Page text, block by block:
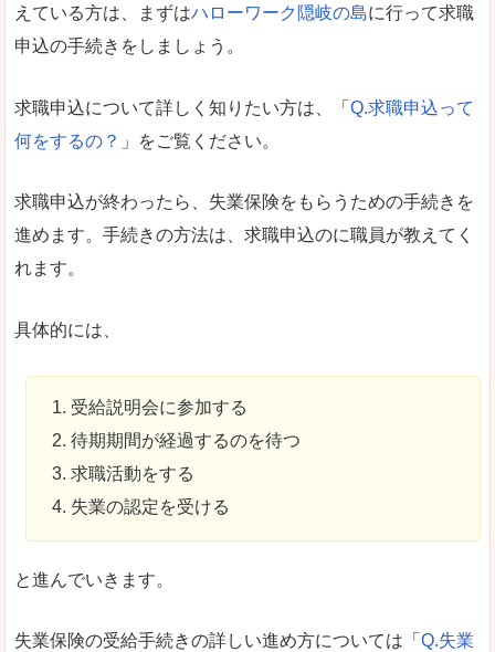
えている方は、まずはハローワーク隠岐の島に行って求職
申込の手続きをしましょう。
求職申込について詳しく知りたい方は、「 Q.求職申込って
何をするの？ 」をご覧ください。
求職申込が終わったら、失業保険をもらうための手続きを
進めます。手続きの方法は、求職申込のに職員が教えてく
れます。
具体的には、
受給説明会に参加する
待期期間が経過するのを待つ
求職活動をする
失業の認定を受ける
と進んでいきます。
失業保険の受給手続きの詳しい進め方については「 Q.失業